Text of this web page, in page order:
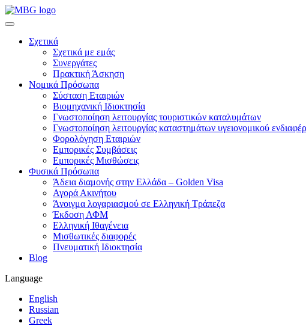
Σχετικά
Σχετικά με εμάς
Συνεργάτες
Πρακτική Άσκηση
Νομικά Πρόσωπα
Σύσταση Εταιριών
Βιομηχανική Ιδιοκτησία
Γνωστοποίηση λειτουργίας τουριστικών καταλυμάτων
Γνωστοποίηση λειτουργίας καταστημάτων υγειονομικού
Φορολόγηση Εταιριών
Εμπορικές Συμβάσεις
Εμπορικές Μισθώσεις
Φυσικά Πρόσωπα
Άδεια διαμονής στην Ελλάδα – Golden Visa
Αγορά Ακινήτου
Άνοιγμα λογαριασμού σε Ελληνική Τράπεζα
Έκδοση ΑΦΜ
Ελληνική Ιθαγένεια
Μισθωτικές διαφορές
Πνευματική Ιδιοκτησία
Blog
Language
English
Russian
Greek